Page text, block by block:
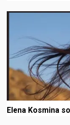
Elena Kosmina